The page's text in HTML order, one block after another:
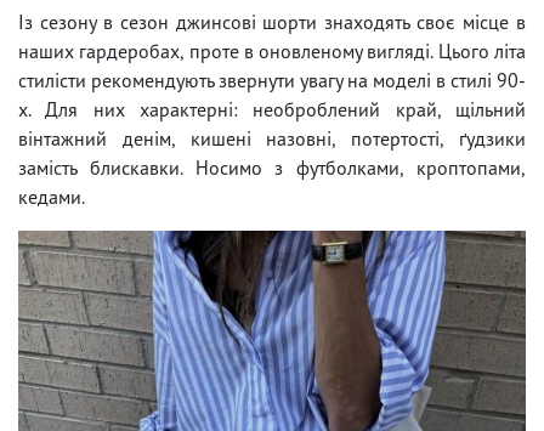
Із сезону в сезон джинсові шорти знаходять своє місце в
наших гардеробах, проте в оновленому вигляді. Цього літа
стилісти рекомендують звернути увагу на моделі в стилі 90-
х. Для них характерні: необроблений край, щільний
вінтажний денім, кишені назовні, потертості, ґудзики
замість блискавки. Носимо з футболками, кроптопами,
кедами.